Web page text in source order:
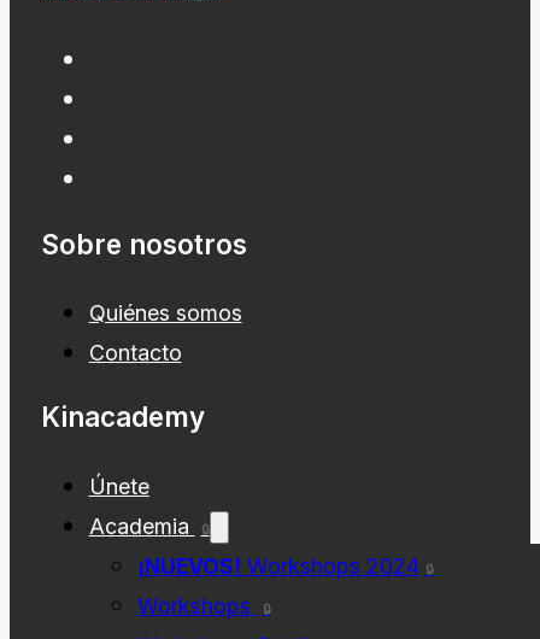
Sobre nosotros
Quiénes somos
Contacto
Kinacademy
Únete
Academia
🔒
¡NUEVOS! Workshops 2024 🔒
Workshops 🔒